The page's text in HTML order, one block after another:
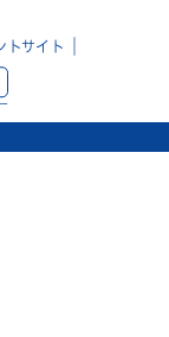
トサイト